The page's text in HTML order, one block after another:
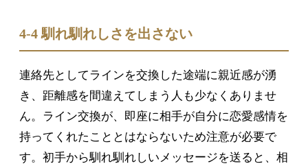
4-4 馴れ馴れしさを出さない
連絡先としてラインを交換した途端に親近感が湧
き、距離感を間違えてしまう人も少なくありませ
ん。ライン交換が、即座に相手が自分に恋愛感情を
持ってくれたこととはならないため注意が必要で
す。初手から馴れ馴れしいメッセージを送ると、相